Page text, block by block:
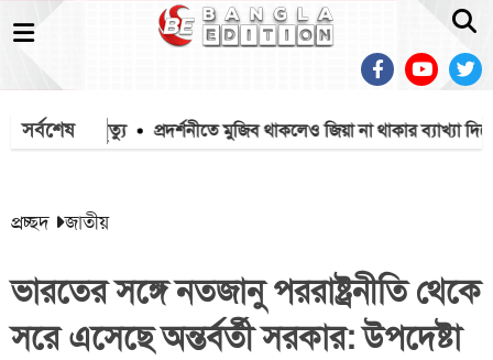
সর্বশেষ
১৫৭১২ মৃত্যু প্রদর্শনীতে মুজিব থাকলেও জিয়া না থাকার ব্যাখ্যা
প্রচ্ছদ জাতীয়
ভারতের সঙ্গে নতজানু পররাষ্ট্রনীতি থেকে
সরে এসেছে অন্তর্বর্তী সরকার: উপদেষ্টা